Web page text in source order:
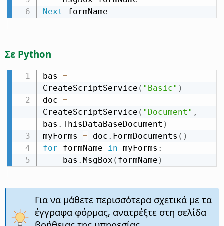
Next formName
Σε Python
bas =
CreateScriptService ( "Basic" )
doc =
CreateScriptService ( "Document" ,
bas . ThisDataBaseDocument )
myForms = doc . FormDocuments ( )
for formName in myForms :
    bas
. MsgBox ( formName )
Για να μάθετε περισσότερα σχετικά με τα
έγγραφα φόρμας, ανατρέξτε στη σελίδα